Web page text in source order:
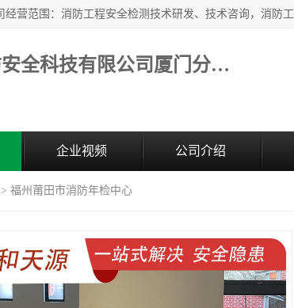
福建和天源消防安全科技有限公司厦门分公司
企业视频 公司介绍
> 福州莆田市消防年检中心